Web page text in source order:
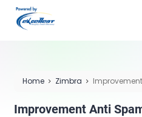
Home Zimbra
Improvement Anti